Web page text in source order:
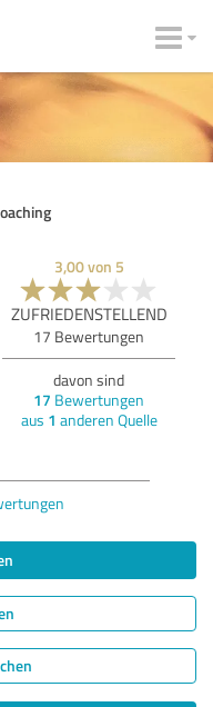
3,00von 5
ZUFRIEDENSTELLEND
17 Bewertungen
davon sind
17 Bewertungen
aus 1 anderen Quelle